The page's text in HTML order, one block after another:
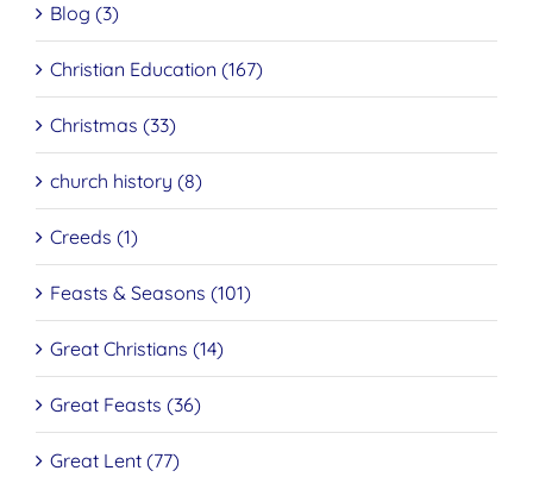
Blog (3)
Christian Education (167)
Christmas (33)
church history (8)
Creeds (1)
Feasts & Seasons (101)
Great Christians (14)
Great Feasts (36)
Great Lent (77)